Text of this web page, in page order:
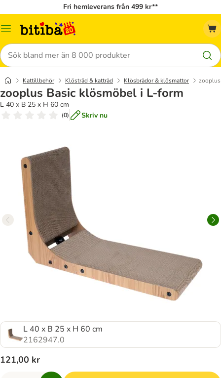
Fri hemleverans från 499 kr**
Meny
Sök
Kattillbehör Klösträd & katträd Klösbrädor & klösmattor
zooplus Basic klösmöbel i L-form
L 40 x B 25 x H 60 cm
(0) Skriv nu
L 40 x B 25 x H 60 cm
2162947.0
121,00 kr